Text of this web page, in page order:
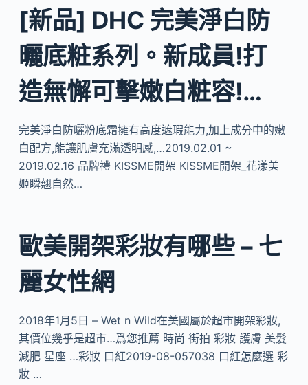
[新品] DHC 完美淨白防
曬底粧系列。新成員!打
造無懈可擊嫩白粧容!…
完美淨白防曬粉底霜擁有高度遮瑕能力,加上成分中的嫩
白配方,能讓肌膚充滿透明感,…2019.02.01 ~
2019.02.16 品牌禮 KISSME開架 KISSME開架_花漾美
姬瞬翹自然…
歐美開架彩妝有哪些 – 七
麗女性網
2018年1月5日 – Wet n Wild在美國屬於超市開架彩妝,
其價位幾乎是超市…爲您推薦 時尚 街拍 彩妝 護膚 美髮
減肥 星座 …彩妝 口紅2019-08-057038 口紅怎麼選 彩
妝 …